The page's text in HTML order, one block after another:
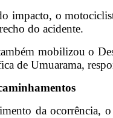
impacto, o
do acidente.
mobilizou o
de Umuarama,
da ocorrência,